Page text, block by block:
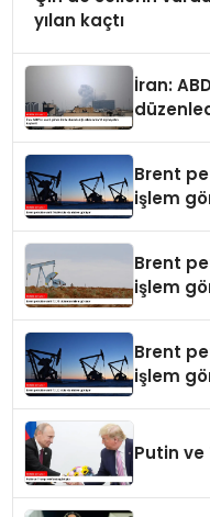
yılan kaçtı
İran:
Brent
işlem
Brent
işlem
Brent
işlem
Putin